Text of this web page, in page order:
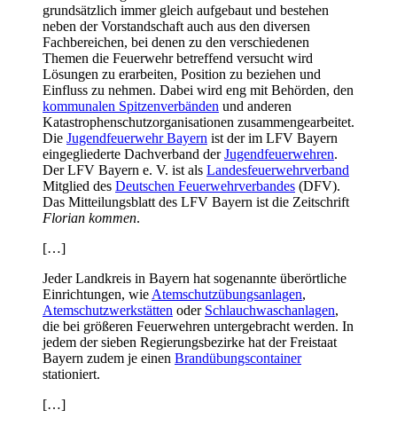
grundsätzlich immer gleich aufgebaut und bestehen
neben der Vorstandschaft auch aus den diversen
Fachbereichen, bei denen zu den verschiedenen
Themen die Feuerwehr betreffend versucht wird
Lösungen zu erarbeiten, Position zu beziehen und
Einfluss zu nehmen. Dabei wird eng mit Behörden, den
kommunalen Spitzenverbänden und anderen
Katastrophenschutzorganisationen zusammengearbeitet.
Die Jugendfeuerwehr Bayern ist der im LFV Bayern
eingegliederte Dachverband derJugendfeuerwehren.
Der LFV Bayern e. V. ist als Landesfeuerwehrverband
Mitglied des Deutschen Feuerwehrverbandes (DFV).
Das Mitteilungsblatt des LFV Bayern ist die Zeitschrift
Florian kommen.
[…]
Jeder Landkreis in Bayern hat sogenannte überörtliche
Einrichtungen, wie Atemschutzübungsanlagen,
Atemschutzwerkstätten oder Schlauchwaschanlagen,
die bei größeren Feuerwehren untergebracht werden. In
jedem der sieben Regierungsbezirke hat der Freistaat
Bayern zudem je einen Brandübungscontainer
stationiert.
[…]